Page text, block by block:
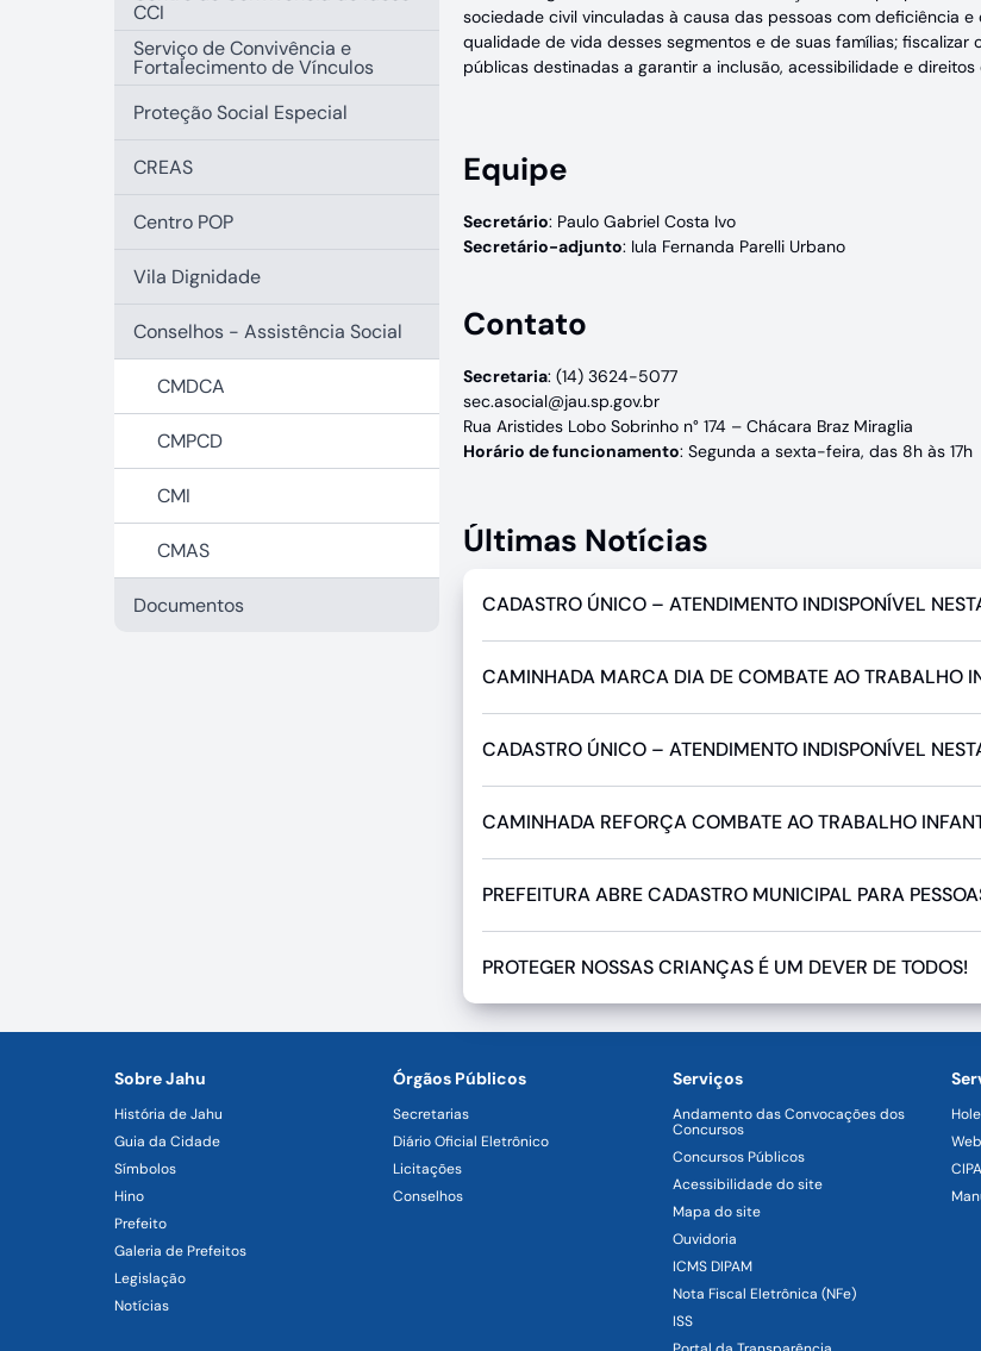
CCI
Serviço de Convivência e
Fortalecimento de Vínculos
Proteção Social Especial
CREAS
Centro POP
Vila Dignidade
Conselhos - Assistência Social
CMDCA
CMPCD
CMI
CMAS
Documentos
sociedade civil vinculadas à causa das pessoas com deficiência
qualidade de vida desses segmentos e de suas famílias;
públicas destinadas a garantir a inclusão, acessibilidade e
Equipe
Secretário: Paulo Gabriel Costa Ivo
Secretário-adjunto: Iula Fernanda Parelli Urbano
Contato
Secretaria: (14) 3624-5077
sec.asocial@jau.sp.gov.br
Rua Aristides Lobo Sobrinho n° 174 – Chácara Braz Miraglia
Horário de funcionamento: Segunda a sexta-feira, das 8h às 17h
Últimas Notícias
CADASTRO ÚNICO – ATENDIMENTO INDISPONÍVEL
CAMINHADA MARCA DIA DE COMBATE AO TRABALHO
CADASTRO ÚNICO – ATENDIMENTO INDISPONÍVEL
CAMINHADA REFORÇA COMBATE AO TRABALHO
PREFEITURA ABRE CADASTRO MUNICIPAL PARA
PROTEGER NOSSAS CRIANÇAS É UM DEVER DE TODOS!
Sobre Jahu
História de Jahu
Guia da Cidade
Símbolos
Hino
Prefeito
Galeria de Prefeitos
Legislação
Notícias
Órgãos Públicos
Secretarias
Diário Oficial Eletrônico
Licitações
Conselhos
Serviços
Andamento das Convocações dos
Concursos
Concursos Públicos
Acessibilidade do site
Mapa do site
Ouvidoria
ICMS DIPAM
Nota Fiscal Eletrônica (NFe)
ISS
CIPA